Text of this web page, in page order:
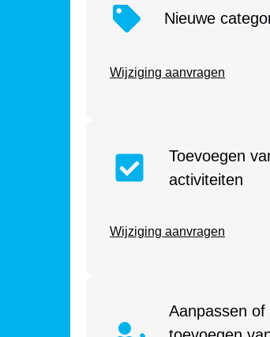
Nieuwe
Wijziging aanvragen
Toevoegen
activiteiten
Wijziging aanvragen
Aanpassen of